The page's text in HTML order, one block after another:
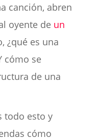
canción, abren
oyente de un
¿qué es una
cómo se
de una
todo esto y
cómo